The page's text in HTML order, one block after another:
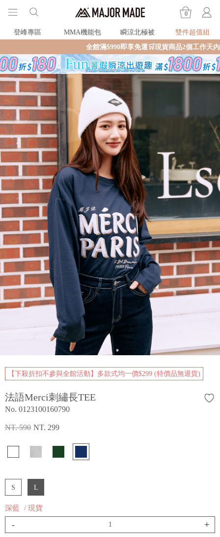
0
登峰專區 MMA機能包 瞬涼北極被
雙件超值組
全館滿$990即享免運🛒現貨商品2個工作天內火速寄出
【下殺折扣不參與全館活動】多款式均一價$299 (特價品無退貨)
法語Merci刺繡長TEE
No. 0123100160790
NT. 590 NT. 299
S L
深藍 / 現貨
- +